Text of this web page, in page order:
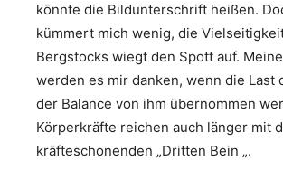
könnte die Bildunterschrift heißen.
kümmert mich wenig, die
Bergstocks wiegt den Spott auf.
werden es mir danken, wenn die Last
der Balance von ihm übernommen
Körperkräfte reichen auch länger mit
kräfteschonenden „Dritten Bein „.